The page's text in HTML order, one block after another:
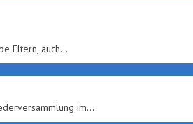
Eltern, auch…
im…